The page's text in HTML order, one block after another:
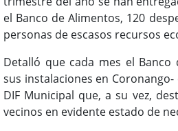
el Banco de Alimentos, 120
personas de escasos recursos
Detalló que cada mes el
sus instalaciones en
DIF Municipal que, a su vez,
vecinos en evidente estado de